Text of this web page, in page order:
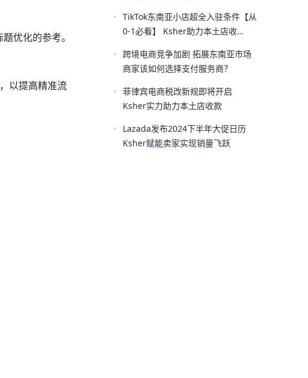
优化的参考。
以提高精准流
• TikTok东南亚小店超全入驻条件【从
0-1必看】 Ksher助力本土店收
•
跨境电商竞争加剧 拓展东南亚市场
商家该如何选择支付服务商？
• 菲律宾电商税改新规即将开启
Ksher实力助力本土店收款
•
Lazada发布2024下半年大促日历
Ksher赋能卖家实现销量飞跃